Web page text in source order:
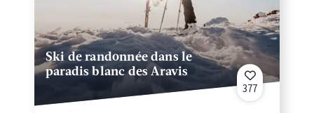
Ski de randonnée dans le
paradis blanc des Aravis
377